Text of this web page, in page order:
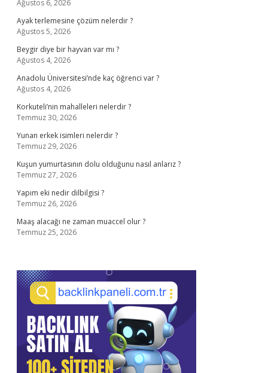
Ağustos 6, 2026
Ayak terlemesine çözüm nelerdir ?
Ağustos 5, 2026
Beygir diye bir hayvan var mı ?
Ağustos 4, 2026
Anadolu Üniversitesi’nde kaç öğrenci var ?
Ağustos 4, 2026
Korkuteli’nin mahalleleri nelerdir ?
Temmuz 30, 2026
Yunan erkek isimleri nelerdir ?
Temmuz 29, 2026
Kuşun yumurtasının dolu olduğunu nasıl anlarız ?
Temmuz 27, 2026
Yapım eki nedir dilbilgisi ?
Temmuz 26, 2026
Maaş alacağı ne zaman muaccel olur ?
Temmuz 25, 2026